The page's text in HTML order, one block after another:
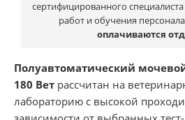
сертифицированного
работ и обучения
оплачиваются
Полуавтоматический
180 Вет рассчитан на
лабораторию с высокой